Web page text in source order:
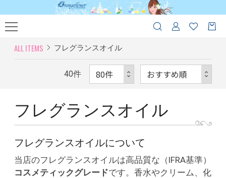
ALL ITEMS フレグランスオイル
40件
フレグランスオイル
フレグランスオイルについて
当店のフレグランスオイルは高品質な（IFRA基準）
コスメティックグレードです。香水やクリーム、化